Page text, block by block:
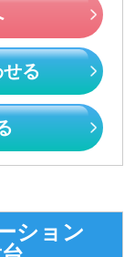
る
ション